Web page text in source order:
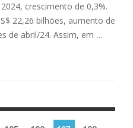
crescimento de 0,3%.
22,26 bilhões, aumento de
de abril/24. Assim, em …